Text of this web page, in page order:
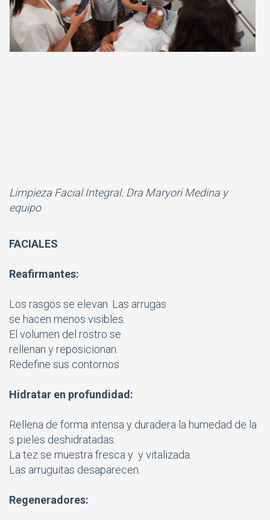
Limpieza Facial Integral. Dra Maryori Medina y
equipo
FACIALES
Reafirmantes:
Los rasgos se elevan. Las arrugas
se hacen menos visibles.
El volumen del rostro se
rellenan y reposicionan.
Redefine sus contornos.
Hidratar en profundidad:
Rellena de forma intensa y duradera la humedad de la
s pieles deshidratadas.
La tez se muestra fresca y y vitalizada.
Las arruguitas desaparecen.
Regeneradores: